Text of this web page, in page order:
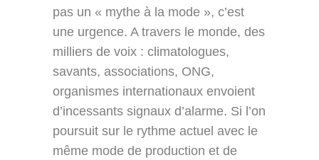
pas un « mythe à la mode », c’est
une urgence. A travers le monde, des
milliers de voix : climatologues,
savants, associations, ONG,
organismes internationaux envoient
d’incessants signaux d’alarme. Si l’on
poursuit sur le rythme actuel avec le
même mode de production et de